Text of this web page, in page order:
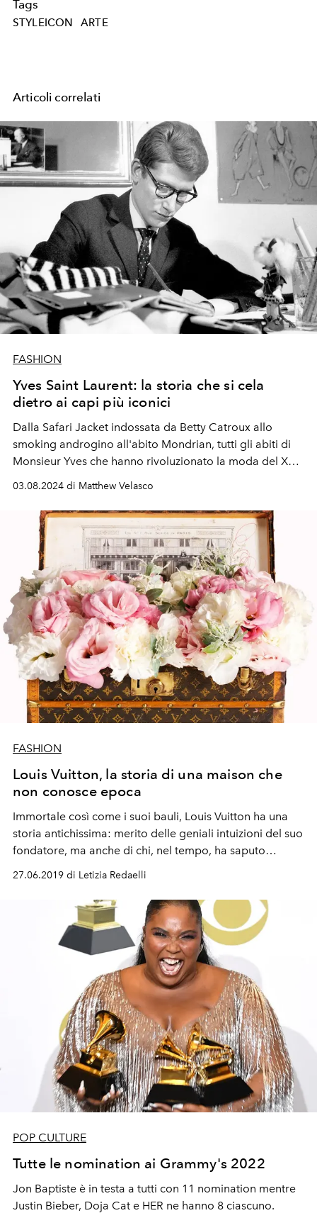
Tags
STYLEICON ARTE
Articoli correlati
FASHION
Yves Saint Laurent: la storia che si cela
dietro ai capi più iconici
Dalla Safari Jacket indossata da Betty Catroux allo
smoking androgino all'abito Mondrian, tutti gli abiti di
Monsieur Yves che hanno rivoluzionato la moda del XX
03.08.2024 di Matthew Velasco
FASHION
Louis Vuitton, la storia di una maison che
non conosce epoca
Immortale così come i suoi bauli, Louis Vuitton ha una
storia antichissima: merito delle geniali intuizioni del suo
fondatore, ma anche di chi, nel tempo, ha saputo
27.06.2019 di Letizia Redaelli
POP CULTURE
Tutte le nomination ai Grammy's 2022
Jon Baptiste è in testa a tutti con 11 nomination mentre
Justin Bieber, Doja Cat e HER ne hanno 8 ciascuno.